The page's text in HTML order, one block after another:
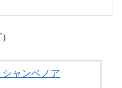
シャンベノア